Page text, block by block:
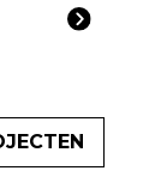
spraken